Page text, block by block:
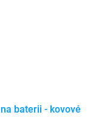
baterii - kovové